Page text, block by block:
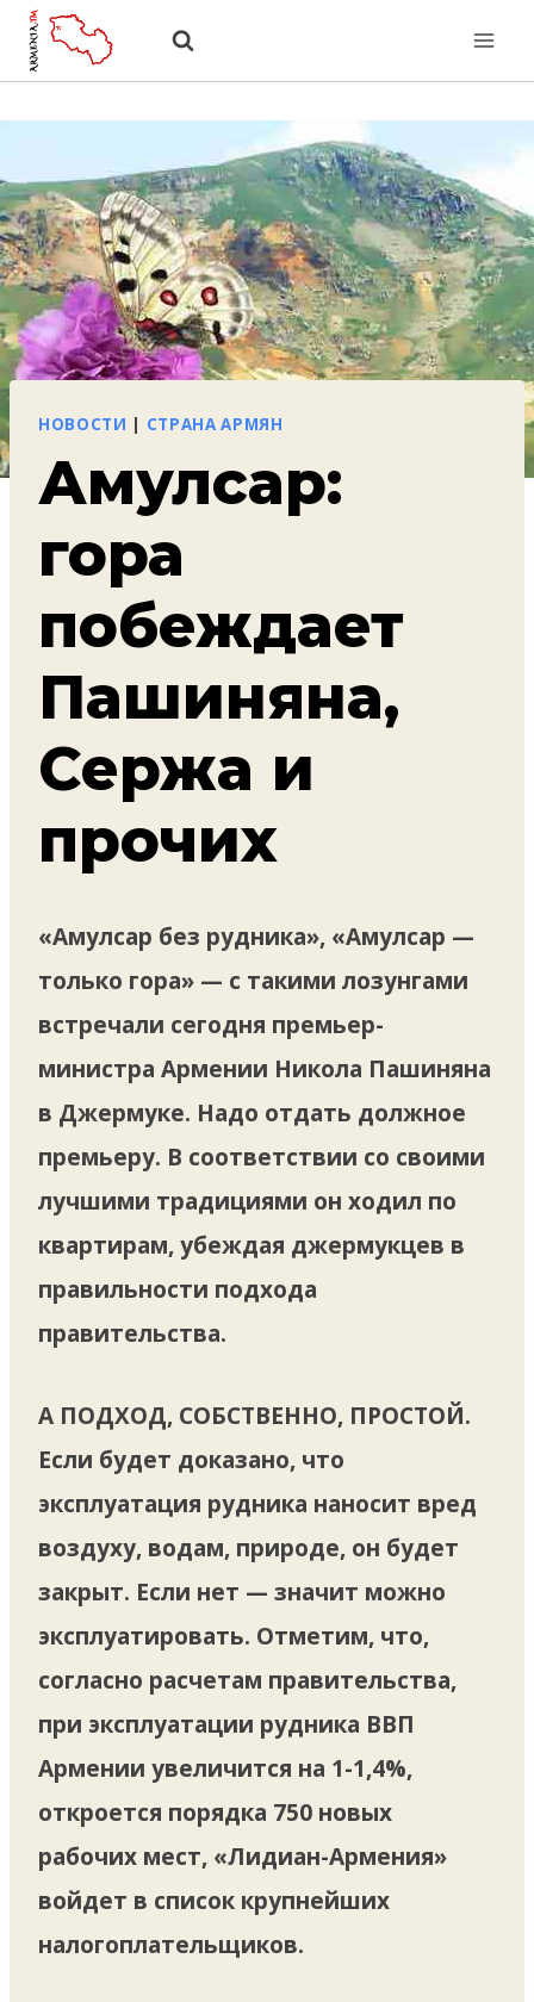
Перейти
НОВОСТИ СТРАНА АРМЯН
Амулсар:
гора
побеждает
Пашиняна,
Сержа и
прочих
«Амулсар без рудника», «Амулсар —
только гора» — с такими лозунгами
встречали сегодня премьер-
министра Армении Никола Пашиняна
в Джермуке. Надо отдать должное
премьеру. В соответствии со своими
лучшими традициями он ходил по
квартирам, убеждая джермукцев в
правильности подхода
правительства.
А ПОДХОД, СОБСТВЕННО, ПРОСТОЙ.
Если будет доказано, что
эксплуатация рудника наносит вред
воздуху, водам, природе, он будет
закрыт. Если нет — значит можно
эксплуатировать. Отметим, что,
согласно расчетам правительства,
при эксплуатации рудника ВВП
Армении увеличится на 1-1,4%,
откроется порядка 750 новых
рабочих мест, «Лидиан-Армения»
войдет в список крупнейших
налогоплательщиков.